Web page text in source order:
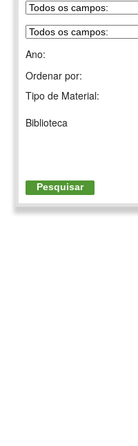
Ano:
Ordenar por:
Tipo de Material:
Biblioteca
Pesquisar